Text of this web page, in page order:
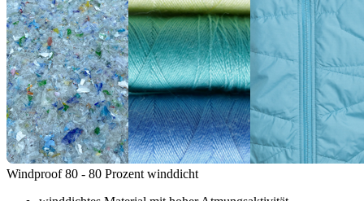
Windproof 80 - 80 Prozent winddicht